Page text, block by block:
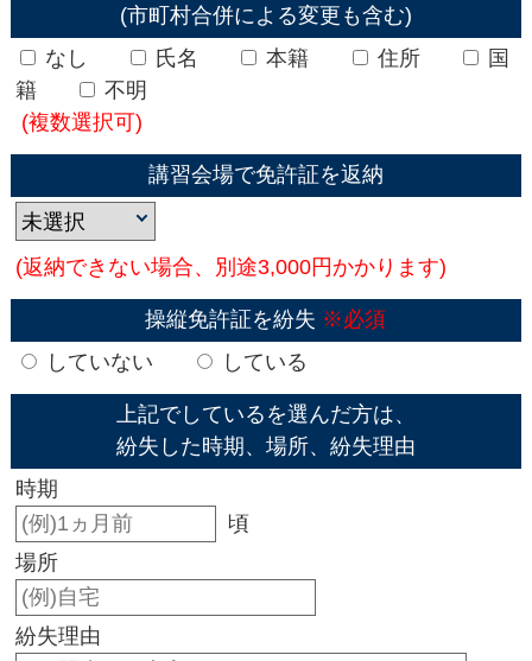
(市町村合併による変更も含む)
なし
氏名 本籍 住所
国
籍
不明
(複数選択可)
講習会場で免許証を返納
(返納できない場合、別途3,000円かかります)
操縦免許証を紛失 ※必須
していない
している
上記でしているを選んだ方は、
紛失した時期、場所、紛失理由
時期
頃
場所
紛失理由